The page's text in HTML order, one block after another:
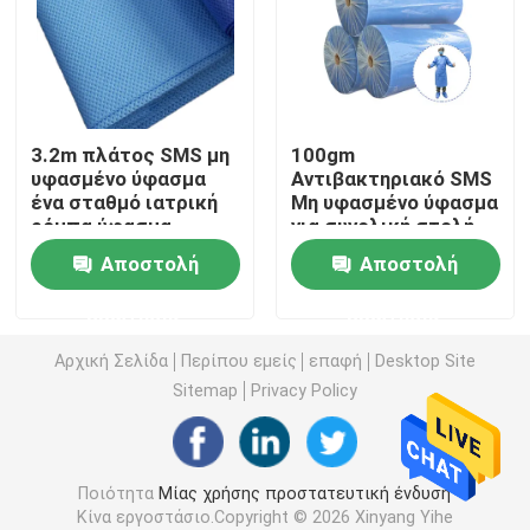
μίας χρήσης χειρουργική εσθήτα
Υφαμένο ύφασμα SMS μη
Υφαμένο ύφασμα PP μη
Μίας χρήσης εσθήτα απομόνωσης
μίας χρήσης μάσκα προσώπου 3 πτυχών
Μίας χρήσης παλτό εργαστηρίων
Μίας χρήσης εσθήτες κιμονό
3.2m πλάτος SMS μη
υφασμένο ύφασμα
ένα σταθμό ιατρική
ρόμπα ύφασμα
Αποστολή
100gm
Αντιβακτηριακό SMS
Μη υφασμένο ύφασμα
για συνολική στολή
καθαρισμού
Αποστολή
Αρχική Σελίδα Περίπου εμείς επαφή
Desktop Site
Sitemap
Privacy Policy
Ποιότητα Μίας χρήσης προστατευτική ένδυση
Κίνα εργοστάσιο.Copyright © 2026 Xinyang Yihe